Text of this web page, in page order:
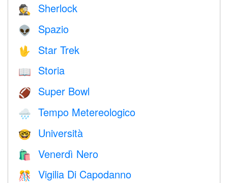
🕵️ Sherlock
👽 Spazio
🖖 Star Trek
📖 Storia
🏈 Super Bowl
🌧 Tempo Metereologico
🤓 Università
🛍 Venerdì Nero
🎊 Vigilia Di Capodanno